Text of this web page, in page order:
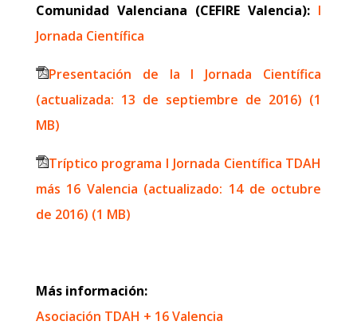
Comunidad Valenciana (CEFIRE Valencia): I
Jornada Científica
Presentación de la I Jornada Científica
(actualizada: 13 de septiembre de 2016) (1
MB)
Tríptico programa I Jornada Científica TDAH
más 16 Valencia (actualizado: 14 de octubre
de 2016) (1 MB)
Más información:
Asociación TDAH + 16 Valencia